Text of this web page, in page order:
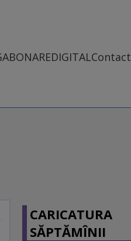
ABONAREDIGITALContact
CARICATURA
SĂPTĂMÎNII